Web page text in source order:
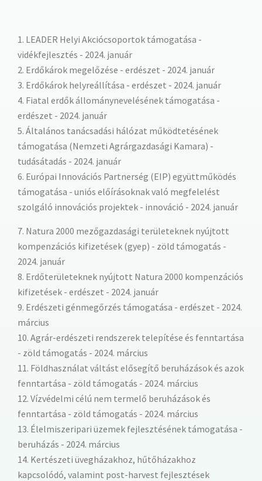
1. LEADER Helyi Akciócsoportok támogatása -
vidékfejlesztés - 2024. január
2. Erdőkárok megelőzése - erdészet - 2024. január
3. Erdőkárok helyreállítása - erdészet - 2024. január
4. Fiatal erdők állománynevelésének támogatása -
erdészet - 2024. január
5. Általános tanácsadási hálózat működtetésének
támogatása (Nemzeti Agrárgazdasági Kamara) -
tudásátadás - 2024. január
6. Európai Innovációs Partnerség (EIP) együttműködés
támogatása - uniós előírásoknak való megfelelést
szolgáló innovációs projektek - innováció - 2024. január
7. Natura 2000 mezőgazdasági területeknek nyújtott
kompenzációs kifizetések (gyep) - zöld támogatás -
2024. január
8. Erdőterületeknek nyújtott Natura 2000 kompenzációs
kifizetések - erdészet - 2024. január
9. Erdészeti génmegőrzés támogatása - erdészet - 2024.
március
10. Agrár-erdészeti rendszerek telepítése és fenntartása
- zöld támogatás - 2024. március
11. Földhasználat váltást elősegítő beruházások és azok
fenntartása - zöld támogatás - 2024. március
12. Vízvédelmi célú nem termelő beruházások és
fenntartása - zöld támogatás - 2024. március
13. Élelmiszeripari üzemek fejlesztésének támogatása -
beruházás - 2024. március
14. Kertészeti üvegházakhoz, hűtőházakhoz
kapcsolódó, valamint post-harvest fejlesztések